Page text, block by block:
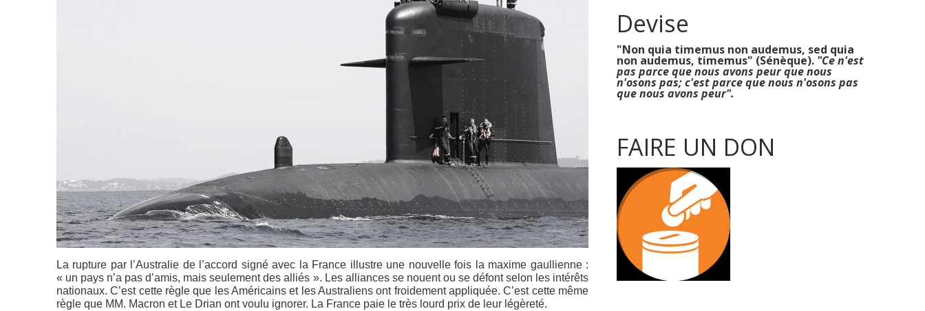
La rupture par l’Australie de l’accord signé avec la France illustre une nouvelle fois la maxime gaullienne :
« un pays n’a pas d’amis, mais seulement des alliés ». Les alliances se nouent ou se défont selon les intérêts
nationaux. C’est cette règle que les Américains et les Australiens ont froidement appliquée. C’est cette même
règle que MM. Macron et Le Drian ont voulu ignorer. La France paie le très lourd prix de leur légèreté.
Devise
"Non quia timemus non audemus, sed quia
non audemus, timemus" (Sénèque). "Ce n'est
pas parce que nous avons peur que nous
n'osons pas; c'est parce que nous n'osons pas
que nous avons peur".
FAIRE UN DON